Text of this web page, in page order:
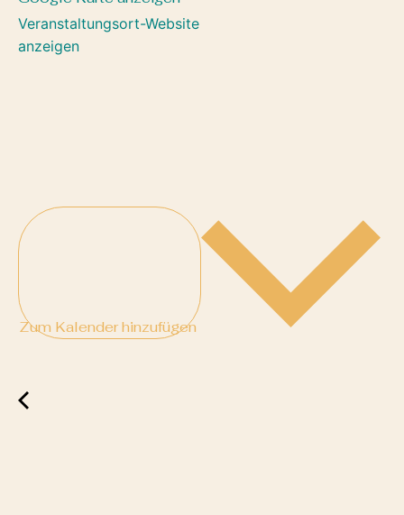
Veranstaltungsort-Website
anzeigen
Zum Kalender hinzufügen